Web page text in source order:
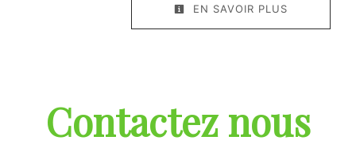
EN SAVOIR PLUS
Contactez nous